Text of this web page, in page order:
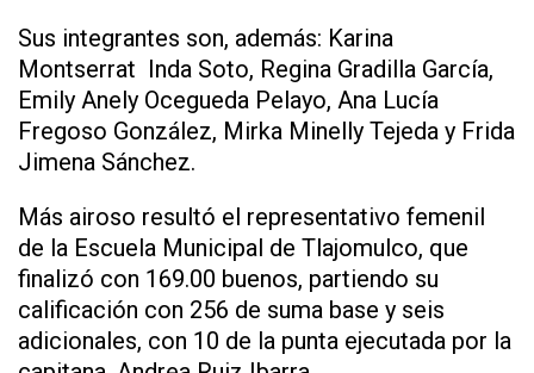
Sus integrantes son, además: Karina
Montserrat Inda Soto, Regina Gradilla García,
Emily Anely Ocegueda Pelayo, Ana Lucía
Fregoso González, Mirka Minelly Tejeda y Frida
Jimena Sánchez.
Más airoso resultó el representativo femenil
de la Escuela Municipal de Tlajomulco, que
finalizó con 169.00 buenos, partiendo su
calificación con 256 de suma base y seis
adicionales, con 10 de la punta ejecutada por la